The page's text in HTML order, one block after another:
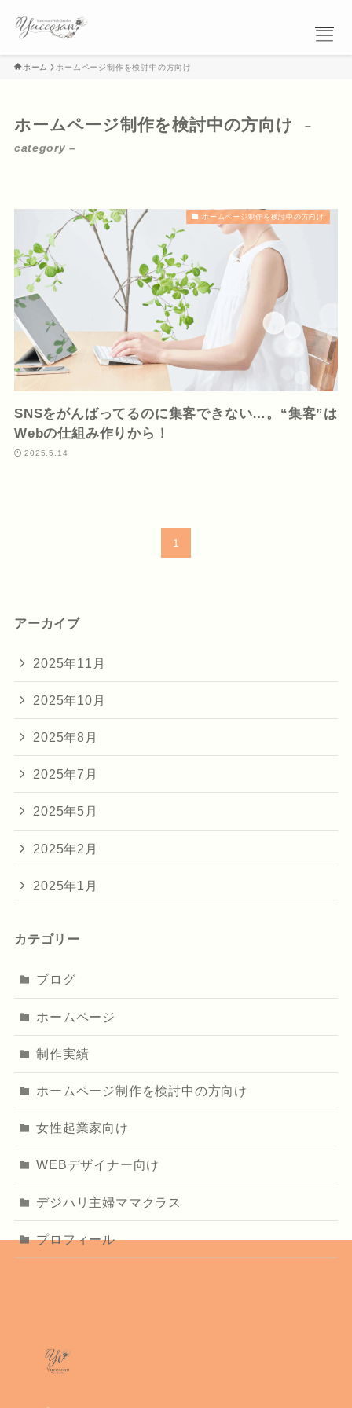
プロフィール
実績紹介
公式LINE
個別セッション予約
お問い合わせ
ホーム ホームページ制作を検討中の方向け
ホームページ制作を検討中の方向け
–
category –
ホームページ制作を検討中の方向け
SNSをがんばってるのに集客できない…。“集客”は
Webの仕組み作りから！
2025.5.14
1
アーカイブ
2025年11月
2025年10月
2025年8月
2025年7月
2025年5月
2025年2月
2025年1月
カテゴリー
ブログ
ホームページ
制作実績
ホームページ制作を検討中の方向け
女性起業家向け
WEBデザイナー向け
デジハリ主婦ママクラス
プロフィール